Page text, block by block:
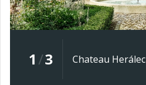
1/3 Chateau Herálec